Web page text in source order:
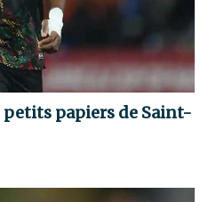
petits papiers de Saint-